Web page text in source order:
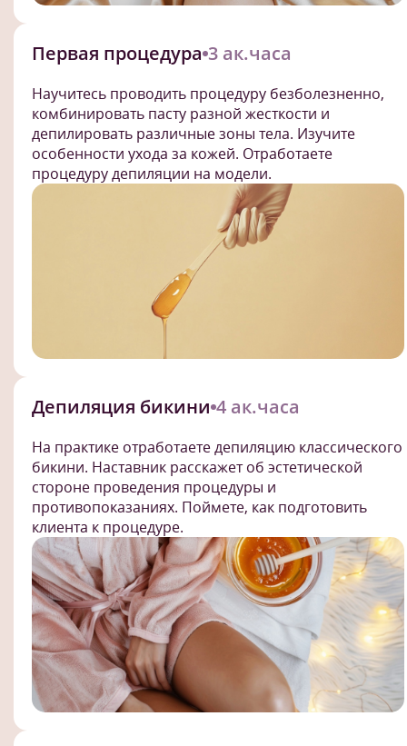
Первая процедура 3 ак.часа
Научитесь проводить процедуру безболезненно,
комбинировать пасту разной жесткости и
депилировать различные зоны тела. Изучите
особенности ухода за кожей. Отработаете
процедуру депиляции на модели.
Депиляция бикини 4 ак.часа
На практике отработаете депиляцию классического
бикини. Наставник расскажет об эстетической
стороне проведения процедуры и
противопоказаниях. Поймете, как подготовить
клиента к процедуре.